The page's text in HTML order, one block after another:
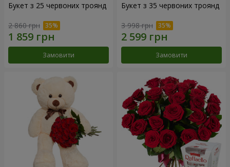
Букет з 25 червоних троянд
2 860 грн
Замовити
Букет з 35 червоних троянд
3 998 грн
Замовити